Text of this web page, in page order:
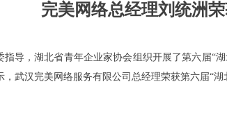
完美网络总经理刘统洲
导，湖北省青年企业家协会组织开展了第六届“
武汉完美网络服务有限公司总经理荣获第六届“湖